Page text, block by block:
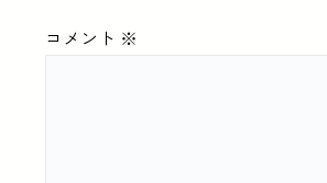
コメント ※